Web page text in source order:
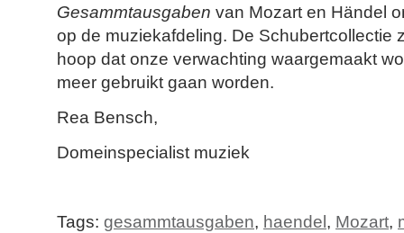
Gesammtausgaben van Mozart en Händel
op de muziekafdeling. De Schubertcollectie
hoop dat onze verwachting waargemaakt
meer gebruikt gaan worden.
Rea Bensch,
Domeinspecialist muziek
Tags: gesammtausgaben, haendel , Mozart,